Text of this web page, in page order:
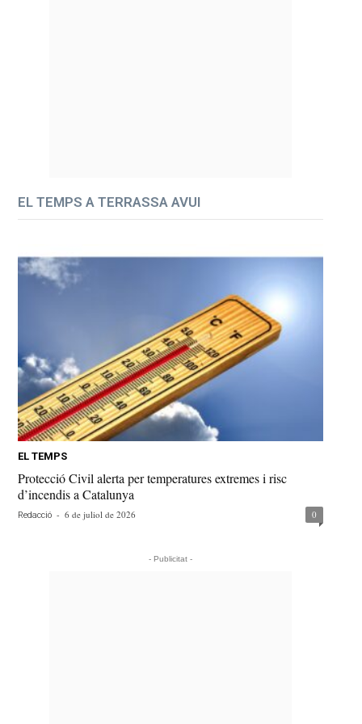
EL TEMPS A TERRASSA AVUI
EL TEMPS
Protecció Civil alerta per temperatures extremes i risc
d’incendis a Catalunya
Redacció - 6 de juliol de 2026 0
- Publicitat -